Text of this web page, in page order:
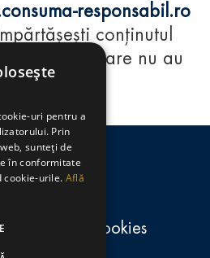
și cookies
responsabil.ro
conținutul
persoane care nu au
18 ani.
uri pentru a
Prin
sunteți de
în conformitate
cookie-urile. Află